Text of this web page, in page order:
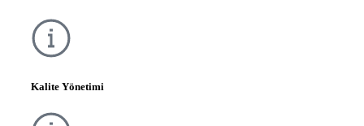
Kalite Yönetimi